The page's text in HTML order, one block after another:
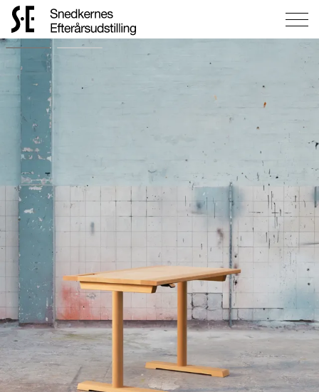
Gå
til
forsiden
Homework
2/ 2
Gå
til
forrige
Gå
til
næste